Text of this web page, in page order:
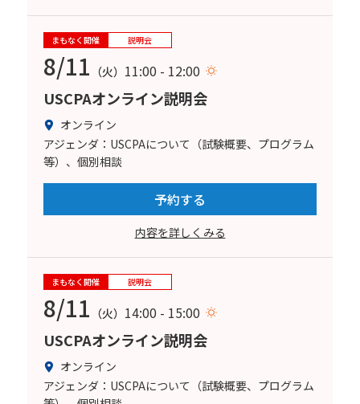
まもなく開催 説明会
8/11 （火） 11:00 - 12:00
USCPAオンライン説明会
オンライン
アジェンダ：USCPAについて（試験概要、プログラム
等）、個別相談
予約する
内容を詳しくみる
まもなく開催 説明会
8/11 （火） 14:00 - 15:00
USCPAオンライン説明会
オンライン
アジェンダ：USCPAについて（試験概要、プログラム